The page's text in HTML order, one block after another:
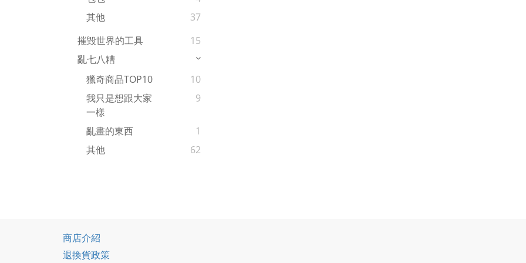
其他
37
摧毀世界的工具
15
亂七八糟
獵奇商品TOP10
10
我只是想跟大家
一樣
9
亂畫的東西
1
其他
62
商店介紹
退換貨政策